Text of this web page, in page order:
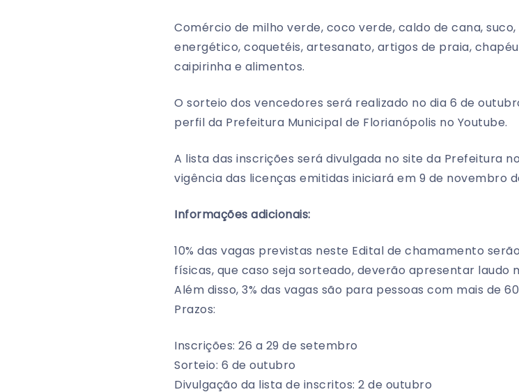
Comércio de milho verde, coco verde, caldo de cana,
energético, coquetéis, artesanato, artigos de praia,
caipirinha e alimentos.
O sorteio dos vencedores será realizado no dia 6 de
perfil da Prefeitura Municipal de Florianópolis no Youtube.
A lista das inscrições será divulgada no site da Prefeitura
vigência das licenças emitidas iniciará em 9 de novembro
Informações adicionais:
10% das vagas previstas neste Edital de chamamento
físicas, que caso seja sorteado, deverão apresentar laudo
Além disso, 3% das vagas são para pessoas com mais de
Prazos:
Inscrições: 26 a 29 de setembro
Sorteio: 6 de outubro
Divulgação da lista de inscritos: 2 de outubro